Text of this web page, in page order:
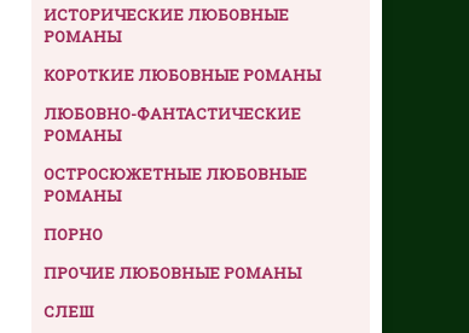
ИСТОРИЧЕСКИЕ ЛЮБОВНЫЕ
РОМАНЫ
КОРОТКИЕ ЛЮБОВНЫЕ РОМАНЫ
ЛЮБОВНО-ФАНТАСТИЧЕСКИЕ
РОМАНЫ
ОСТРОСЮЖЕТНЫЕ ЛЮБОВНЫЕ
РОМАНЫ
ПОРНО
ПРОЧИЕ ЛЮБОВНЫЕ РОМАНЫ
СЛЕШ